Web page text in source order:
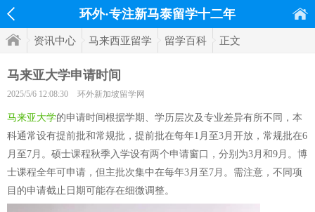
环外·专注新马泰留学十二年
资讯中心 马来西亚留学 留学百科 正文
马来亚大学申请时间
2025/5/6 12:08:30 环外新加坡留学网
马来亚大学的申请时间根据学期、学历层次及专业差异有所不同，本
科通常设有提前批和常规批，提前批在每年1月至3月开放，常规批在6
月至7月。硕士课程秋季入学设有两个申请窗口，分别为3月和9月。博
士课程全年可申请，但主批次集中在每年3月至7月。需注意，不同项
目的申请截止日期可能存在细微调整。